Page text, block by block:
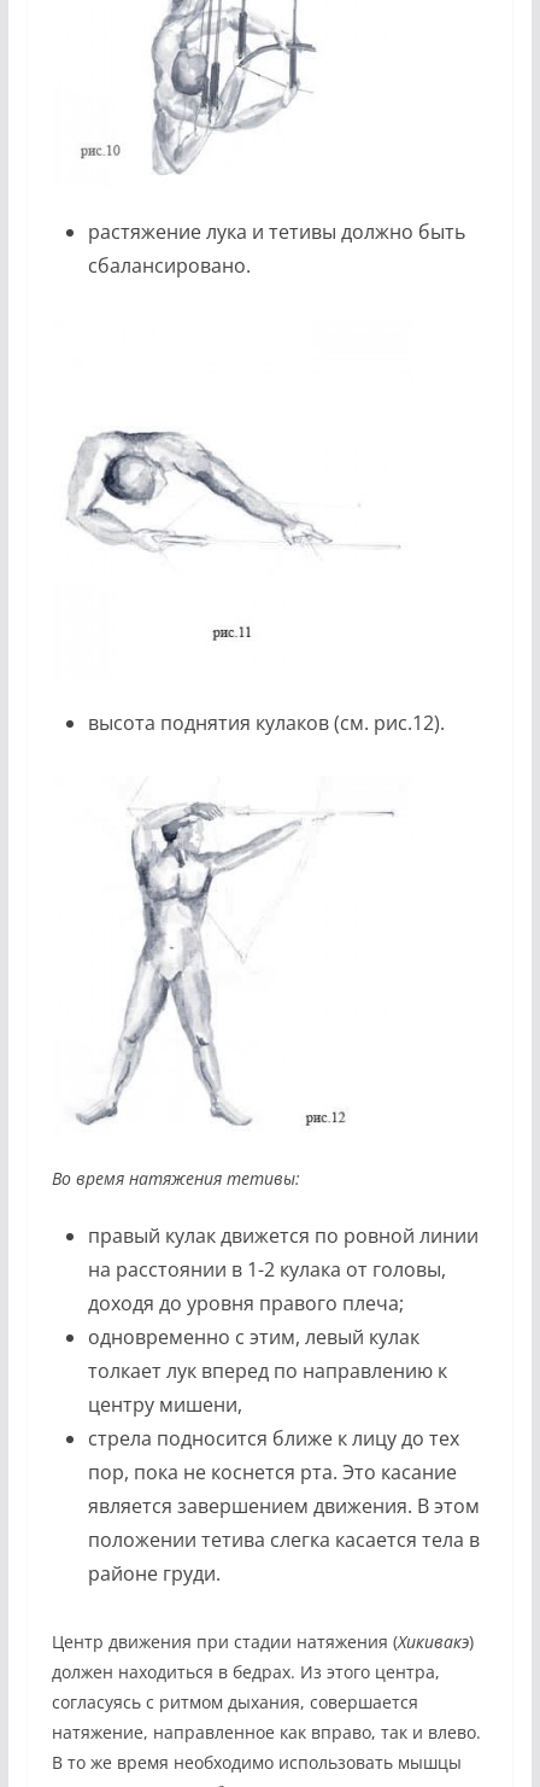
растяжение лука и тетивы должно быть
сбалансировано.
высота поднятия кулаков (см. рис.12).
Во время натяжения тетивы:
правый кулак движется по ровной линии
на расстоянии в 1-2 кулака от головы,
доходя до уровня правого плеча;
одновременно с этим, левый кулак
толкает лук вперед по направлению к
центру мишени,
стрела подносится ближе к лицу до тех
пор, пока не коснется рта. Это касание
является завершением движения. В этом
положении тетива слегка касается тела в
районе груди.
Центр движения при стадии натяжения (Хикивакэ)
должен находиться в бедрах. Из этого центра,
согласуясь с ритмом дыхания, совершается
натяжение, направленное как вправо, так и влево.
В то же время необходимо использовать мышцы